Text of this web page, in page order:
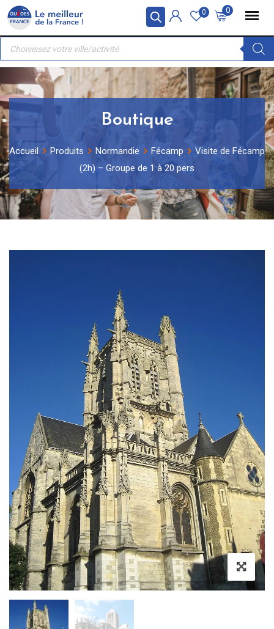
Panneau de gestion des cookies
Skip
content
0
0
Recherche
produits
Boutique
Accueil Produits Normandie Fécamp
Visite de Fécamp
(2h) – Groupe de 1 à 20 pers